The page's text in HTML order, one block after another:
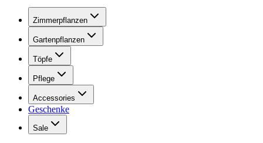
Zimmerpflanzen
Gartenpflanzen
Töpfe
Pflege
Accessories
Geschenke
Sale